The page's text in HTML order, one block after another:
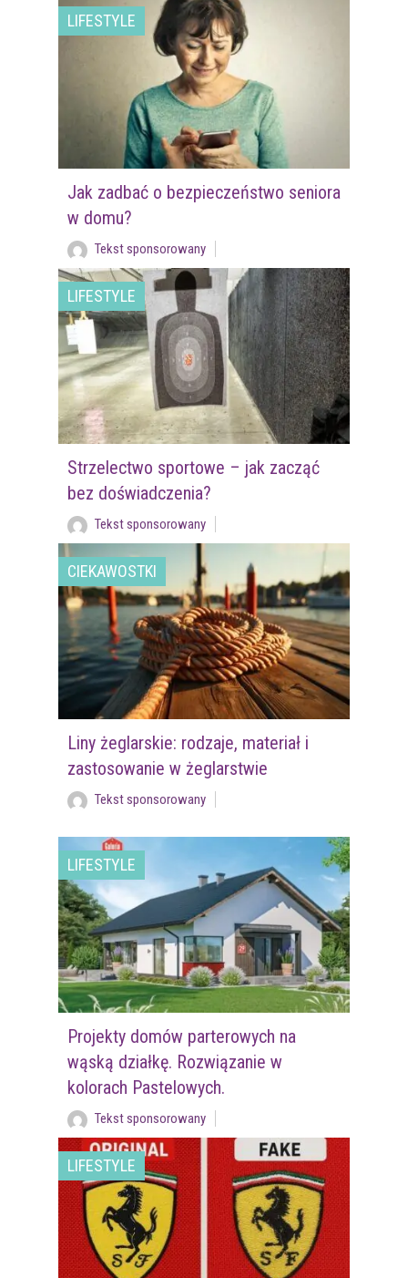
LIFESTYLE
Jak zadbać o bezpieczeństwo seniora
w domu?
Tekst sponsorowany
LIFESTYLE
Strzelectwo sportowe – jak zacząć
bez doświadczenia?
Tekst sponsorowany
CIEKAWOSTKI
Liny żeglarskie: rodzaje, materiał i
zastosowanie w żeglarstwie
Tekst sponsorowany
LIFESTYLE
Projekty domów parterowych na
wąską działkę. Rozwiązanie w
kolorach Pastelowych.
Tekst sponsorowany
LIFESTYLE